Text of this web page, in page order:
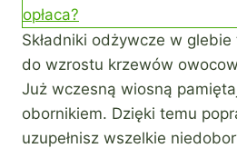
opłaca?
Składniki odżywcze w
do wzrostu krzewów
Już wczesną wiosną
obornikiem. Dzięki temu
uzupełnisz wszelkie